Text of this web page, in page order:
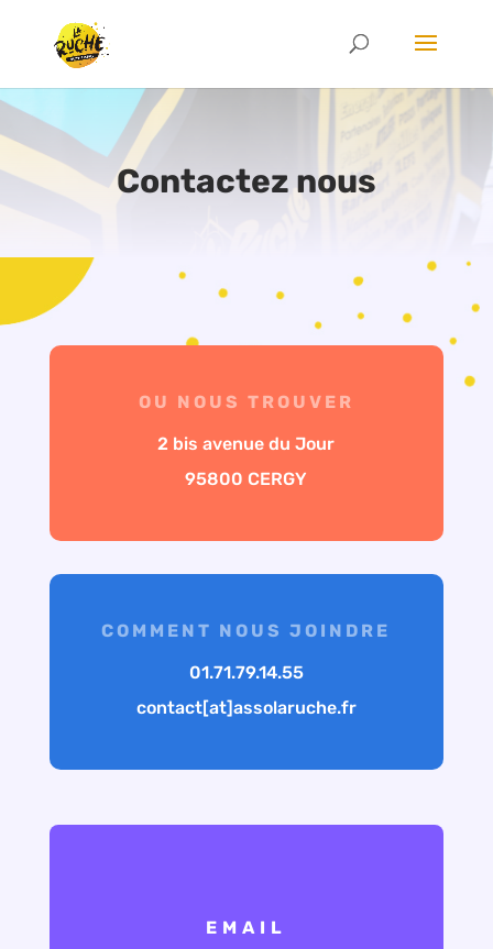
Contactez nous
OU NOUS TROUVER
2 bis avenue du Jour
95800 CERGY
COMMENT NOUS JOINDRE
01.71.79.14.55
contact[at]assolaruche.fr
EMAIL